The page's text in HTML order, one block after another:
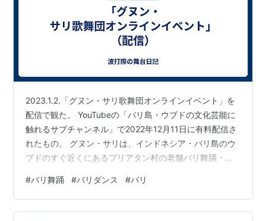
2023.1.2.「グヌン・サリ歌舞団オンラインイベント」を
配信で観た。 YouTubeの「バリ島・ウブドの文化芸能に
触れるサブチャンネル」で2022年12月11日に有料配信さ
れたもの。 グヌン・サリは、インドネシア・バリ島のウ
ブドのすぐ近くにあるプリアタン村の老舗バリ舞踊・ガ
ティほかGusti Ayu 3姉妹がレゴン・クラトンを踊った。
詳細は全然知らないが、しばらくぶりで、これで最後か
もしれないらしい。 曲目はこちら。（曲名はイベントペ
#バリ舞踊 #バリダンス #バリ